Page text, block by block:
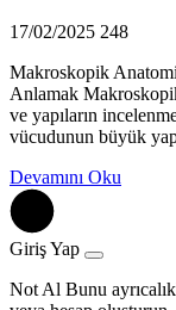
17/02/2025 248
Makroskopik Anatomi
Anlamak
ve yapıların
vücudunun büyük
Devamını Oku
Giriş Yap
Not Al Bunu